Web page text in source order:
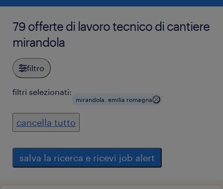
79 offerte di lavoro tecnico di cantiere
mirandola
filtro
filtri selezionati:
mirandola, emilia romagna
cancella tutto
salva la ricerca e ricevi job alert